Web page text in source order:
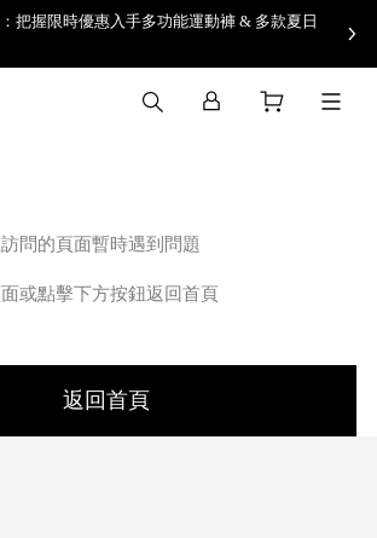
把握限時優惠入手多功能運動褲 & 多款夏日
問的頁面暫時遇到問題
或點擊下方按鈕返回首頁
返回首頁